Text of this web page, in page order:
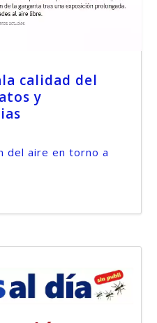
calidad del
y
del aire en torno a